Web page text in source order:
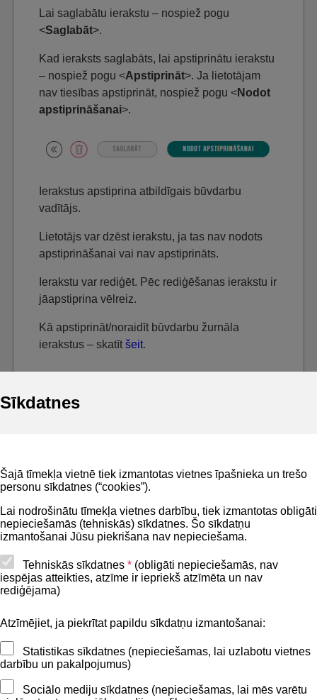
Sīkdatnes
Šajā tīmekļa vietnē tiek izmantotas vietnes īpašnieka un trešo
personu sīkdatnes (“cookies”).
Lai nodrošinātu tīmekļa vietnes darbību, tiek izmantotas obligāti
nepieciešamās (tehniskās) sīkdatnes. Šo sīkdatņu
izmantošanai Jūsu piekrišana nav nepieciešama.
Tehniskās sīkdatnes * (obligāti nepieciešamās, nav
iespējas atteikties, atzīme ir iepriekš atzīmēta un nav
rediģējama)
Atzīmējiet, ja piekrītat papildu sīkdatņu izmantošanai:
Statistikas sīkdatnes (nepieciešamas, lai uzlabotu vietnes
darbību un pakalpojumus)
Sociālo mediju sīkdatnes (nepieciešamas, lai mēs varētu
Lai saglabātu ierakstu – nospiež pogu
<Saglabāt>.
Kad ieraksts saglabāts, lai apstiprinātu ierakstu
– nospiež pogu <Apstiprināt>. Ja lietotājam
nav tiesības apstiprināt, nospiež pogu <Nodot
apstiprināšanai>.
Ierakstus apstiprina atbildīgais būvdarbu
vadītājs.
Lietotājs var dzēst ierakstu, ja tas nav nodots
apstiprināšanai vai nav apstiprināts.
Ierakstu var rediģēt. Pēc rediģēšanas ierakstu ir
jāapstiprina vēlreiz.
Kā apstiprināt/noraidīt būvdarbu žurnāla
ierakstus – skatīt šeit.
Privātuma politika
Lapas karte
Piekļūstamības paziņojums
Kontakti
BIS atbalsta dienesta tālrunis: